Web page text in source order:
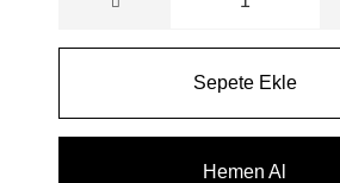
Sepete Ekle
Hemen Al